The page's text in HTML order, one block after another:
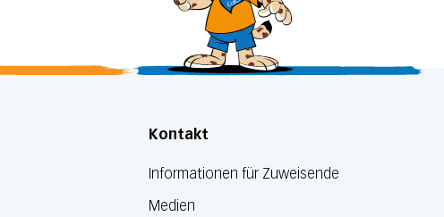
Kontakt
Informationen für Zuweisende
Medien